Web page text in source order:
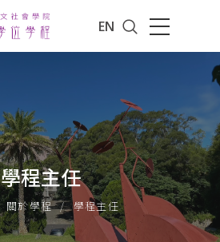
EN
學程主任
關於學程 學程主任